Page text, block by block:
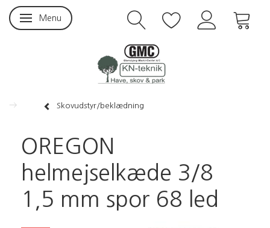
Skifte navigation
Menu
Skovudstyr/beklædning
OREGON
helmejselkæde 3/8
1,5 mm spor 68 led